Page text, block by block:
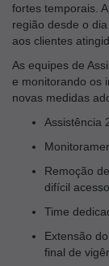
fortes temporais.
região desde o
aos clientes
As equipes de
e monitorando os
novas medidas
Assistência
Remoção
difícil
Time
Extensão
final de